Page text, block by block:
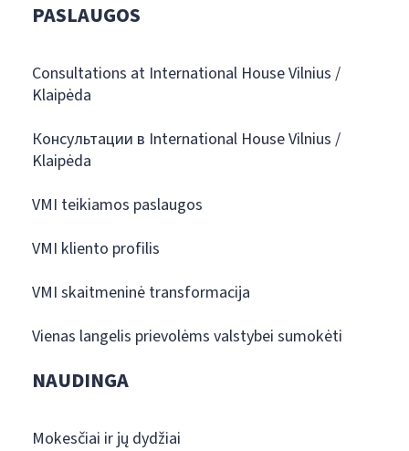
PASLAUGOS
Consultations at International House Vilnius /
Klaipėda
Консультации в International House Vilnius /
Klaipėda
VMI teikiamos paslaugos
VMI kliento profilis
VMI skaitmeninė transformacija
Vienas langelis prievolėms valstybei sumokėti
NAUDINGA
Mokesčiai ir jų dydžiai